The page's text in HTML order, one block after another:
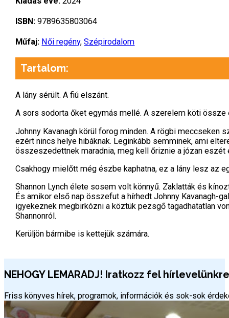
ISBN: 9789635803064
Műfaj: Női regény,Szépirodalom
Tartalom:
A lány sérült. A fiú elszánt.
A sors sodorta őket egymás mellé. A szerelem köti össze
Johnny Kavanagh körül forog minden. A rögbi meccseken
ezért nincs helye hibáknak. Leginkább semminek, ami
összeszedettnek maradnia, meg kell őriznie a józan eszét
Csakhogy mielőtt még észbe kaphatna, ez a lány lesz az
Shannon Lynch élete sosem volt könnyű. Zaklatták és
És amikor első nap összefut a hírhedt Johnny Kavanagh-
igyekeznek megbirkózni a köztük pezsgő tagadhatatlan
Shannonról.
Kerüljön bármibe is kettejük számára.
NEHOGY LEMARADJ! Iratkozz fel
Friss könyves hírek, programok, információk és sok-sok